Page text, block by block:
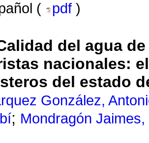
(
pdf )
del agua
nacionales:
del estado
González,
; Mondragón